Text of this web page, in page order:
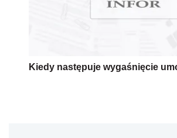
Kiedy następuje wygaśnięcie